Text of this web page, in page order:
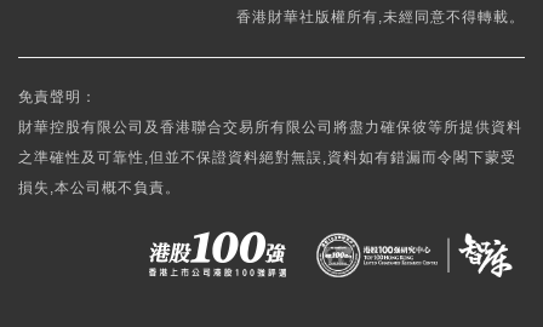
香港財華社版權所有,未經同意不得轉載。
免責聲明：
財華控股有限公司及香港聯合交易所有限公司將盡力確保彼等所提供資料
之準確性及可靠性,但並不保證資料絕對無誤,資料如有錯漏而令閣下蒙受
損失,本公司概不負責。